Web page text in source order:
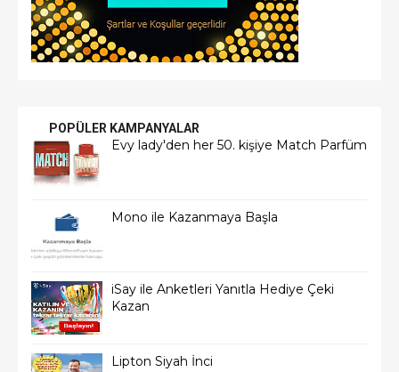
POPÜLER KAMPANYALAR
Evy lady'den her 50. kişiye Match Parfüm
Mono ile Kazanmaya Başla
iSay ile Anketleri Yanıtla Hediye Çeki
Kazan
Lipton Siyah İnci